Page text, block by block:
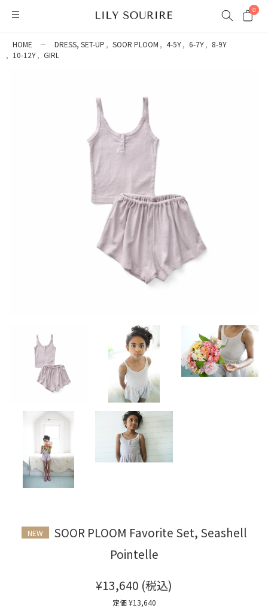
0
HOME DRESS, SET-UP SOOR PLOOM 4-5Y 6-7Y
8-9Y
10-12Y
GIRL
NEW
SOOR PLOOM Favorite Set, Seashell
Pointelle
¥13,640 (税込)
定価 ¥13,640